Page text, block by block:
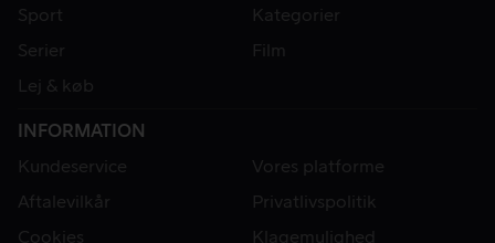
Sport
Kategorier
Serier
Film
Lej & køb
INFORMATION
Kundeservice
Vores platforme
Aftalevilkår
Privatlivspolitik
Cookies
Klagemulighed